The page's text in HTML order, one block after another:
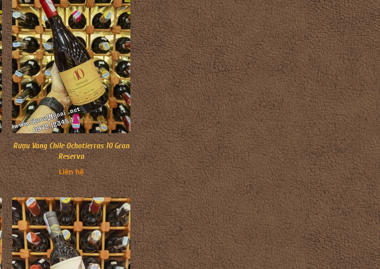
Rượu Vang Chile Ochotierras 10 Gran
Reserva
Liên hệ